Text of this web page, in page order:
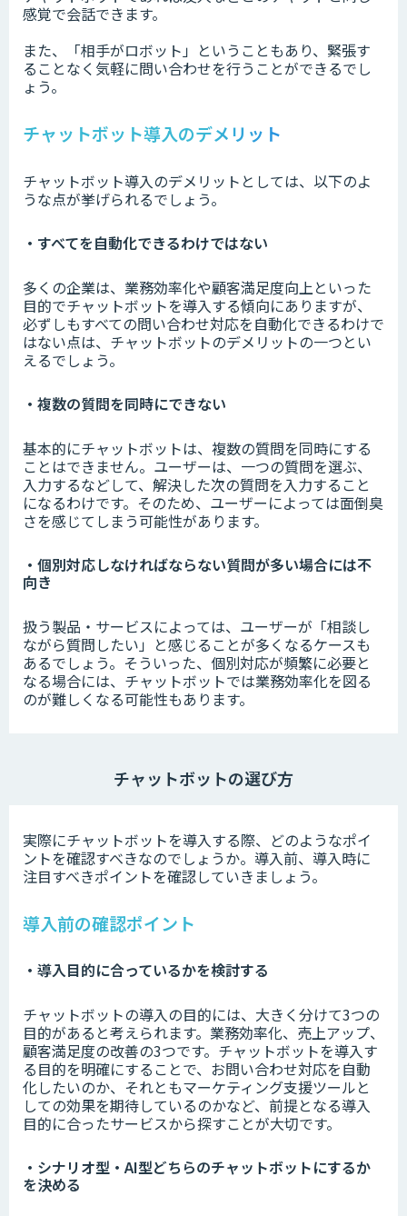
感覚で会話できます。
また、「相手がロボット」ということもあり、緊張す
ることなく気軽に問い合わせを行うことができるでし
ょう。
チャットボット導入のデメリット
チャットボット導入のデメリットとしては、以下のよ
うな点が挙げられるでしょう。
・すべてを自動化できるわけではない
多くの企業は、業務効率化や顧客満足度向上といった
目的でチャットボットを導入する傾向にありますが、
必ずしもすべての問い合わせ対応を自動化できるわけで
はない点は、チャットボットのデメリットの一つとい
えるでしょう。
・複数の質問を同時にできない
基本的にチャットボットは、複数の質問を同時にする
ことはできません。ユーザーは、一つの質問を選ぶ、
入力するなどして、解決した次の質問を入力すること
になるわけです。そのため、ユーザーによっては面倒臭
さを感じてしまう可能性があります。
・個別対応しなければならない質問が多い場合には不
向き
扱う製品・サービスによっては、ユーザーが「相談し
ながら質問したい」と感じることが多くなるケースも
あるでしょう。そういった、個別対応が頻繁に必要と
なる場合には、チャットボットでは業務効率化を図る
のが難しくなる可能性もあります。
チャットボットの選び方
実際にチャットボットを導入する際、どのようなポイ
ントを確認すべきなのでしょうか。導入前、導入時に
注目すべきポイントを確認していきましょう。
導入前の確認ポイント
・導入目的に合っているかを検討する
チャットボットの導入の目的には、大きく分けて3つの
目的があると考えられます。業務効率化、売上アップ、
顧客満足度の改善の3つです。チャットボットを導入す
る目的を明確にすることで、お問い合わせ対応を自動
化したいのか、それともマーケティング支援ツールと
しての効果を期待しているのかなど、前提となる導入
目的に合ったサービスから探すことが大切です。
・シナリオ型・AI型どちらのチャットボットにするか
を決める